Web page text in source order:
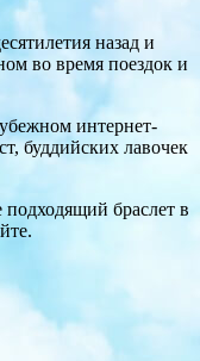
назад и
во время поездок и
интернет-
буддийских лавочек
браслет в